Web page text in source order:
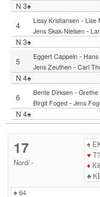
N 3♠
4
Lissy Kristiansen- Lise
Jens Skak-Nielsen-
N 3♠
5
Eggert Cappeln-
Jens Zeuthen- Carl
N 4♠
6
Bente Dirksen- Grethe
Birgit Foged- Jens
N 4♠
17
Nord/-
♠
♥
♦ K6
♣
♠64